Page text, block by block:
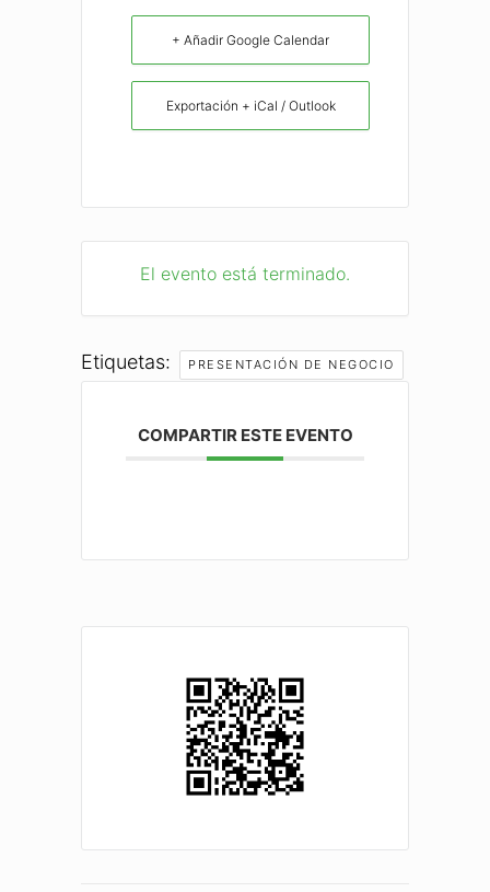
+ Añadir Google Calendar
Exportación + iCal / Outlook
El evento está terminado.
Etiquetas: PRESENTACIÓN DE NEGOCIO
COMPARTIR ESTE EVENTO